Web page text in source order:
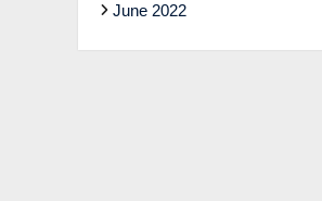
June 2022